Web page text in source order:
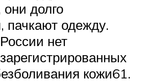
долго
пачкают одежду.
нет
кожи61.